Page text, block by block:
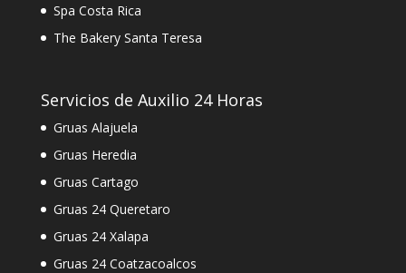
Spa Costa Rica
The Bakery Santa Teresa
Servicios de Auxilio 24 Horas
Gruas Alajuela
Gruas Heredia
Gruas Cartago
Gruas 24 Queretaro
Gruas 24 Xalapa
Gruas 24 Coatzacoalcos